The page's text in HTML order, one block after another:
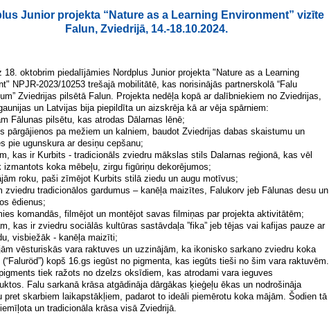
Junior projekta “Nature as a Learning Environment” vizīte
Falun, Zviedrijā, 14.-18.10.2024.
18. oktobrim piedalījāmies Nordplus Junior projekta "Nature as a Learning
NPJR-2023/10253 trešajā mobilitātē, kas norisinājās partnerskolā “Falu
Zviedrijas pilsētā Falun. Projekta nedēļa kopā ar dalībniekiem no Zviedrijas,
un Latvijas bija piepildīta un aizskrēja kā ar vēja spārniem:
Fālunas pilsētu, kas atrodas Dālarnas lēnē;
pārgājienos pa mežiem un kalniem, baudot Zviedrijas dabas skaistumu un
pie ugunskura ar desiņu cepšanu;
kas ir Kurbits - tradicionāls zviedru mākslas stils Dalarnas reģionā, kas vēl
izmantots koka mēbeļu, zirgu figūriņu dekorējumos;
roku, paši zīmējot Kurbits stilā ziedu un augu motīvus;
zviedru tradicionālos gardumus – kanēļa maizītes, Falukorv jeb Fālunas desu un
ēdienus;
komandās, filmējot un montējot savas filmiņas par projekta aktivitātēm;
kas ir zviedru sociālās kultūras sastāvdaļa ”fika” jeb tējas vai kafijas pauze ar
visbiežāk - kanēļa maizīti;
vēsturiskās vara raktuves un uzzinājām, ka ikonisko sarkano zviedru koka
kopš 16.gs iegūst no pigmenta, kas iegūts tieši no šim vara raktuvēm.
tiek ražots no dzelzs oksīdiem, kas atrodami vara ieguves
Falu sarkanā krāsa atgādināja dārgākas ķieģeļu ēkas un nodrošināja
pret skarbiem laikapstākļiem, padarot to ideāli piemērotu koka mājām. Šodien tā
un tradicionāla krāsa visā Zviedrijā.